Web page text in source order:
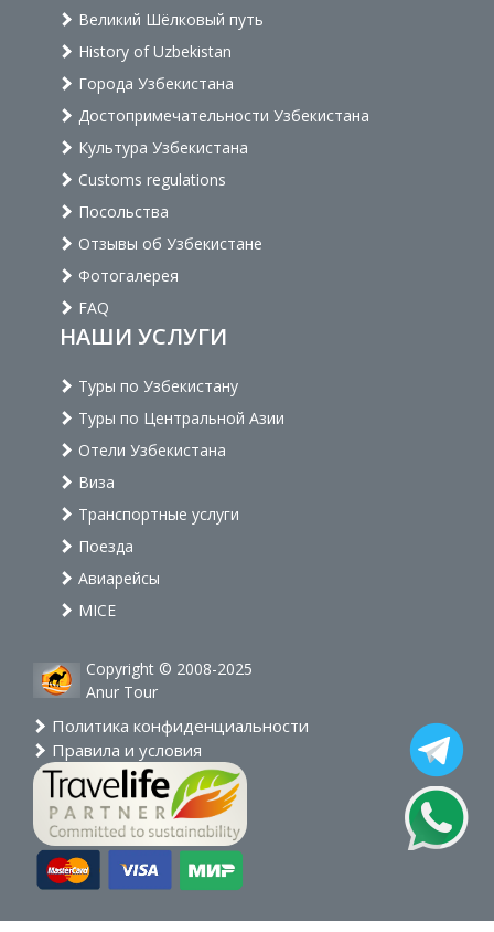
Великий Шёлковый путь
History of Uzbekistan
Города Узбекистана
Достопримечательности Узбекистана
Культура Узбекистана
Customs regulations
Посольства
Отзывы об Узбекистане
Фотогалерея
FAQ
НАШИ УСЛУГИ
Туры по Узбекистану
Туры по Центральной Азии
Отели Узбекистана
Виза
Транспортные услуги
Поезда
Авиарейсы
MICE
Copyright © 2008-2025
Anur Tour
Политика конфиденциальности
Правила и условия